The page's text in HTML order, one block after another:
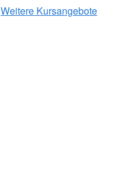
Weitere Kursangebote